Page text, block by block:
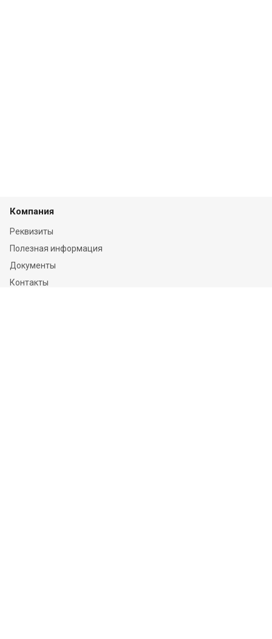
Компания
Реквизиты
Полезная информация
Документы
Контакты